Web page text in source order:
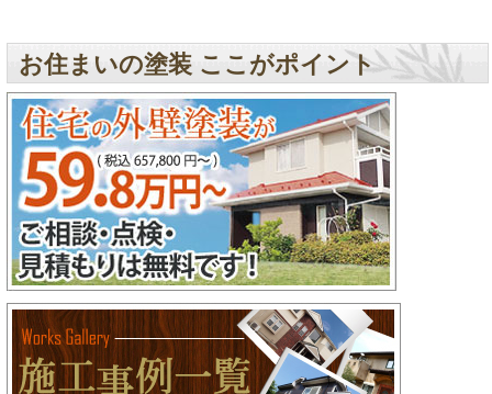
お住まいの塗装 ここがポイント